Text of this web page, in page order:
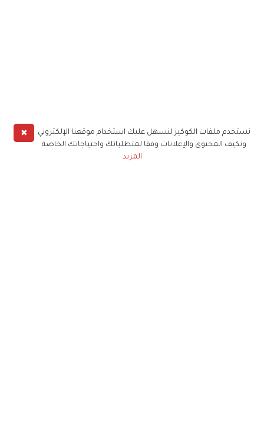
✖
نستخدم ملفات الكوكيز لنسهل عليك استخدام موقعنا الإلكتروني
ونكيف المحتوى والإعلانات وفقا لمتطلباتك واحتياجاتك الخاصة
المزيد